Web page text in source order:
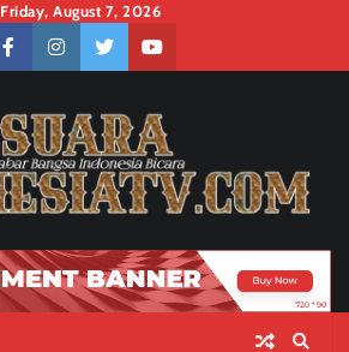
Friday, August 7, 2026
facebookinstagramtwitteryoutube